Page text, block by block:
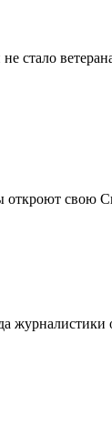
стало
откроют свою
журналистики